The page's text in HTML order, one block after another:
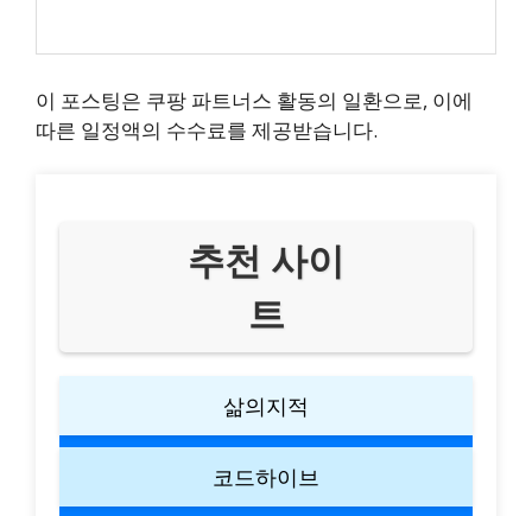
이 포스팅은 쿠팡 파트너스 활동의 일환으로, 이에
따른 일정액의 수수료를 제공받습니다.
추천 사이
트
삶의지적
코드하이브